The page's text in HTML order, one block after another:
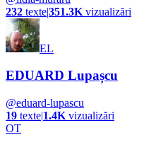
232 texte|351.3K vizualizări
EL
EDUARD Lupașcu
@eduard-lupascu
19 texte|1.4K vizualizări
OT